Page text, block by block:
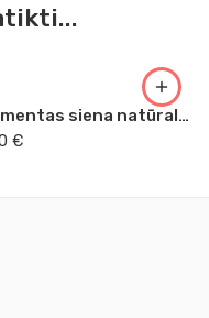
Pigmentas siena natūrali prancūziška 50g Kr
€